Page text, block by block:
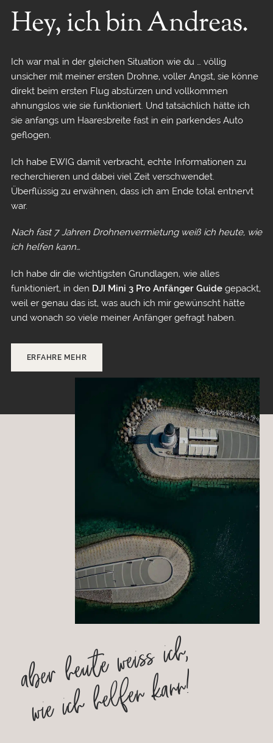
Hey, ich bin Andreas.
Ich war mal in der gleichen Situation wie du … völlig
unsicher mit meiner ersten Drohne, voller Angst, sie könne
direkt beim ersten Flug abstürzen und vollkommen
ahnungslos wie sie funktioniert. Und tatsächlich hätte ich
sie anfangs um Haaresbreite fast in ein parkendes Auto
geflogen.
Ich habe EWIG damit verbracht, echte Informationen zu
recherchieren und dabei viel Zeit verschwendet.
Überflüssig zu erwähnen, dass ich am Ende total entnervt
war.
Nach fast 7 Jahren Drohnenvermietung weiß ich heute, wie
ich helfen kann…
Ich habe dir die wichtigsten Grundlagen, wie alles
funktioniert, in den DJI Mini 3 Pro Anfänger Guidegepackt,
weil er genau das ist, was auch ich mir gewünscht hätte
und wonach so viele meiner Anfänger gefragt haben.
ERFAHRE MEHR
aber heute weiss ich,
wie ich helfen kann!